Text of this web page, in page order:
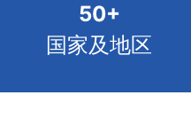
50+
国家及地区